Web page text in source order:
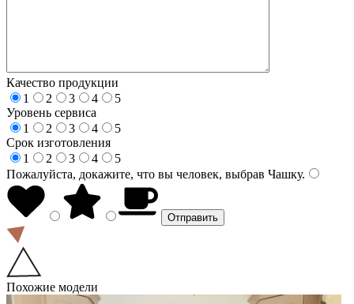
Качество продукции
1
2 3 4
5
Уровень сервиса
1
2 3 4
5
Срок изготовления
1
2 3 4
5
Пожалуйста, докажите, что вы человек, выбрав Чашку.
Похожие модели